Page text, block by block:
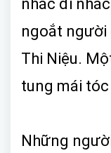
nhắc đi
ngoắt người
Thi Niệu.
tung mái tóc
Những